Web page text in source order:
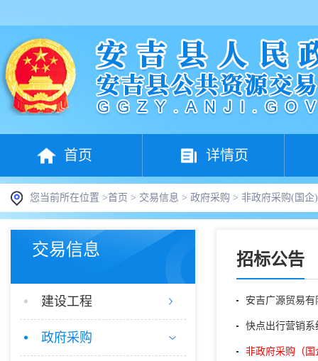
首页 详情页
您当前所在位置 >首页 > 交易信息 > 政府采购 > 非政府采购(国企)
交易信息
建设工程
政府采购
招标公告
安吉广源贸易
快点出行营销
非政府采购（国